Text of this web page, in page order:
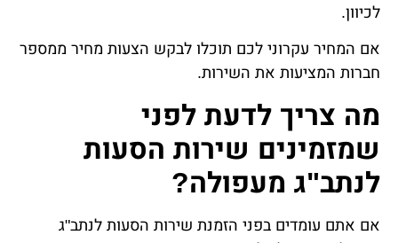
לכיוון.
אם המחיר עקרוני לכם תוכלו לבקש הצעות מחיר ממספר
חברות המציעות את השירות.
מה צריך לדעת לפני
שמזמינים שירות הסעות
לנתב"ג מעפולה?
אם אתם עומדים בפני הזמנת שירות הסעות לנתב"ג